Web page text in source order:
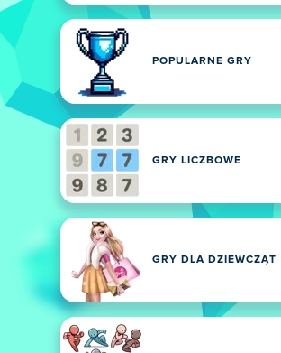
POPULARNE GRY
GRY LICZBOWE
GRY DLA DZIEWCZĄT